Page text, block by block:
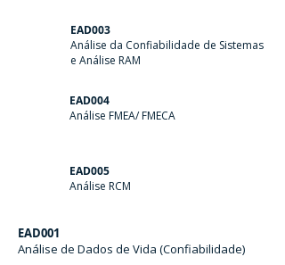
EAD003
Análise da Confiabilidade de Sistemas
e Análise RAM
EAD004
Análise FMEA/ FMECA
EAD005
Análise RCM
EAD001
Análise de Dados de Vida (Confiabilidade)